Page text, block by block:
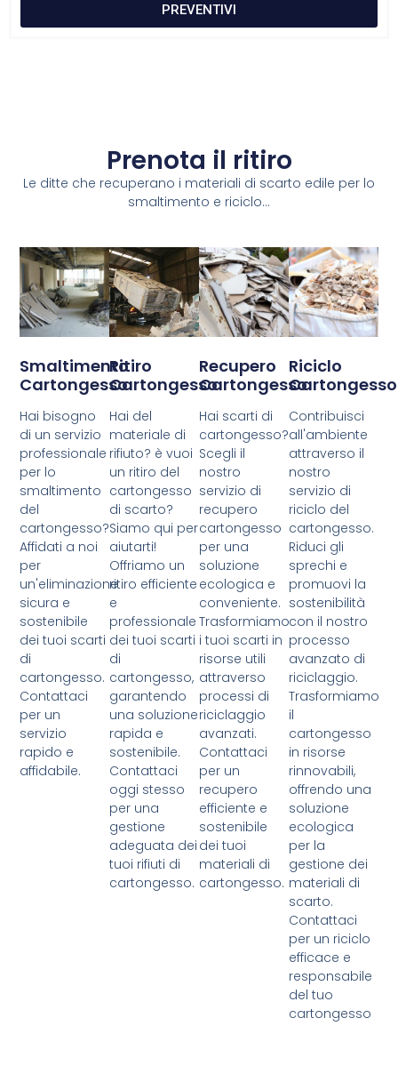
PREVENTIVI
Prenota il ritiro
Le ditte che recuperano i materiali di scarto edile per lo
smaltimento e riciclo...
Smaltimento
Cartongesso
Hai bisogno
di un servizio
professionale
per lo
smaltimento
del
cartongesso?
Affidati a noi
per
un'eliminazione
sicura e
sostenibile
dei tuoi scarti
di
cartongesso.
Contattaci
per un
servizio
rapido e
affidabile.
Ritiro
Cartongesso
Hai del
materiale di
rifiuto? è vuoi
un ritiro del
cartongesso
di scarto?
Siamo qui per
aiutarti!
Offriamo un
ritiro efficiente
e
professionale
dei tuoi scarti
di
cartongesso,
garantendo
una soluzione
rapida e
sostenibile.
Contattaci
oggi stesso
per una
gestione
adeguata dei
tuoi rifiuti di
cartongesso.
Recupero
Cartongesso
Hai scarti di
cartongesso?
Scegli il
nostro
servizio di
recupero
cartongesso
per una
soluzione
ecologica e
conveniente.
Trasformiamo
i tuoi scarti in
risorse utili
attraverso
processi di
riciclaggio
avanzati.
Contattaci
per un
recupero
efficiente e
sostenibile
dei tuoi
materiali di
cartongesso.
Riciclo
Cartongesso
Contribuisci
all'ambiente
attraverso il
nostro
servizio di
riciclo del
cartongesso.
Riduci gli
sprechi e
promuovi la
sostenibilità
con il nostro
processo
avanzato di
riciclaggio.
Trasformiamo
il
cartongesso
in risorse
rinnovabili,
offrendo una
soluzione
ecologica
per la
gestione dei
materiali di
scarto.
Contattaci
per un riciclo
efficace e
responsabile
del tuo
cartongesso